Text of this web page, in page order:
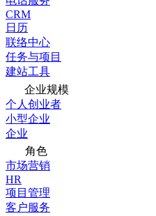
CRM
日历
联络中心
任务与项目
建站工具
企业规模
个人创业者
小型企业
企业
角色
市场营销
HR
项目管理
客户服务